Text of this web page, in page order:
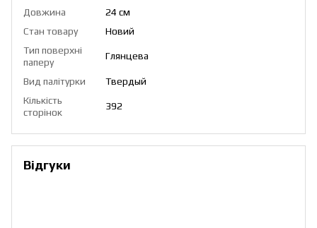
Довжина
24 см
Стан товару
Новий
Тип поверхні
паперу
Глянцева
Вид палітурки
Твердый
Кількість
сторінок
392
Відгуки